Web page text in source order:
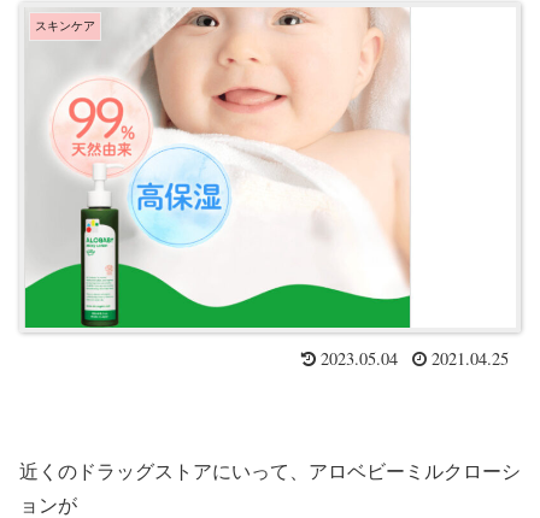
スキンケア
2023.05.04 2021.04.25
近くのドラッグストアにいって、アロベビーミルクローシ
ョンが